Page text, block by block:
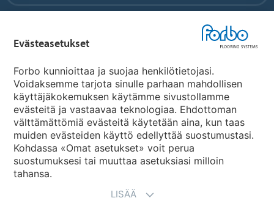
Maakohtaiset sivut
Valitse maa
Evästeasetukset
Forbo kunnioittaa ja suojaa henkilötietojasi.
Voidaksemme tarjota sinulle parhaan mahdollisen
käyttäjäkokemuksen käytämme sivustollamme
evästeitä ja vastaavaa teknologiaa. Ehdottoman
välttämättömiä evästeitä käytetään aina, kun taas
muiden evästeiden käyttö edellyttää suostumustasi.
Kohdassa «Omat asetukset» voit perua
suostumuksesi tai muuttaa asetuksiasi milloin
tahansa.
LISÄÄ